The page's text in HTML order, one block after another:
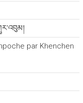
par Khenchen